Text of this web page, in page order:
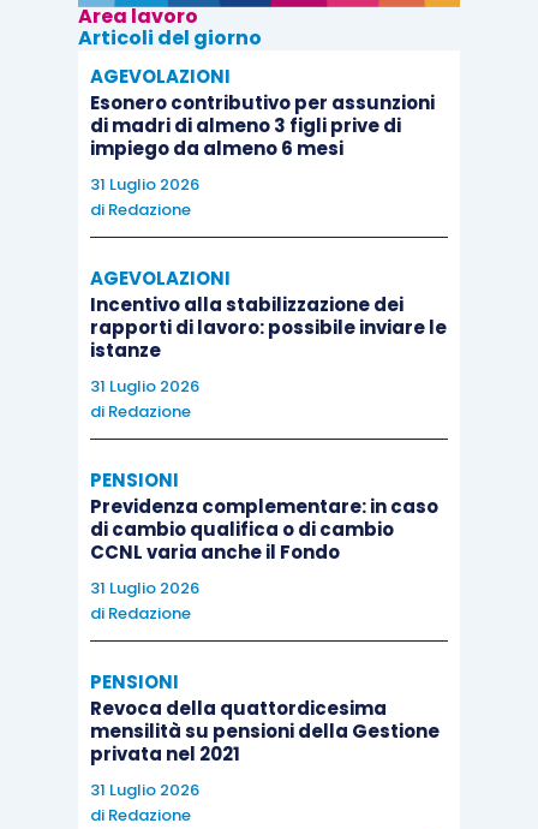
Area lavoro
Articoli del giorno
AGEVOLAZIONI
Esonero contributivo per assunzioni
di madri di almeno 3 figli prive di
impiego da almeno 6 mesi
31 Luglio 2026
di Redazione
AGEVOLAZIONI
Incentivo alla stabilizzazione dei
rapporti di lavoro: possibile inviare le
istanze
31 Luglio 2026
di Redazione
PENSIONI
Previdenza complementare: in caso
di cambio qualifica o di cambio
CCNL varia anche il Fondo
31 Luglio 2026
di Redazione
PENSIONI
Revoca della quattordicesima
mensilità su pensioni della Gestione
privata nel 2021
31 Luglio 2026
di Redazione